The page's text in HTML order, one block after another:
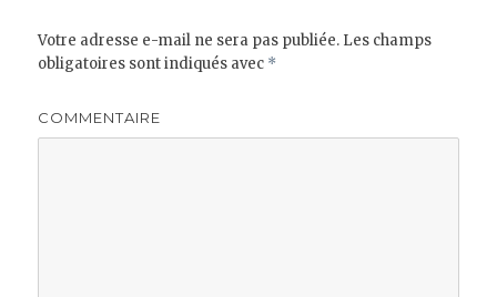
Votre adresse e-mail ne sera pas publiée. Les champs
obligatoires sont indiqués avec *
COMMENTAIRE